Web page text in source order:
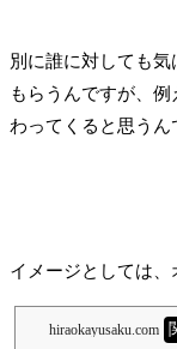
別に誰に対しても
もらうんですが、
わってくると思うん
イメージとしては
hiraokayusaku.com